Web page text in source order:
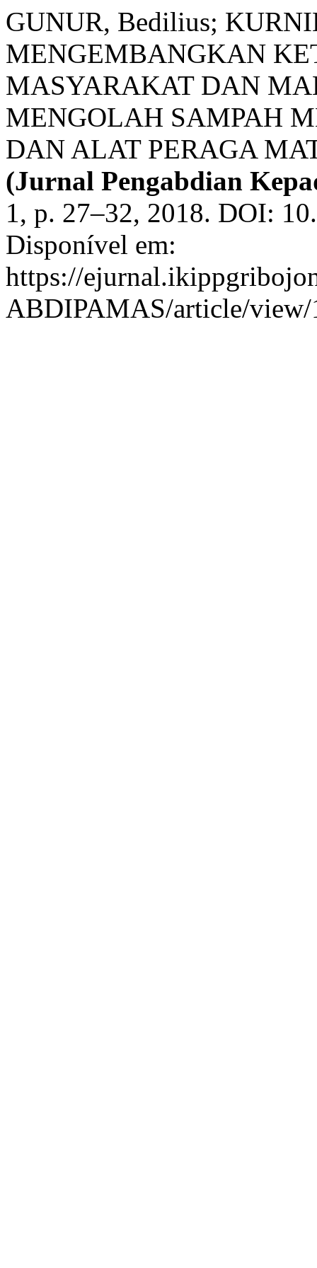
GUNUR, Bedilius;
MENGEMBANGKAN
MASYARAKAT DAN
MENGOLAH SAMPAH
DAN ALAT PERAGA
(Jurnal Pengabdian
1, p. 27–32, 2018. DOI:
Disponível em:
https://
ABDIPAMAS/article/view/